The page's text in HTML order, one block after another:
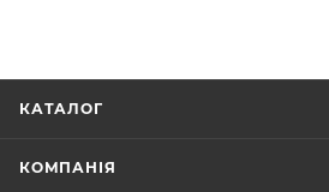
КАТАЛОГ
КОМПАНІЯ